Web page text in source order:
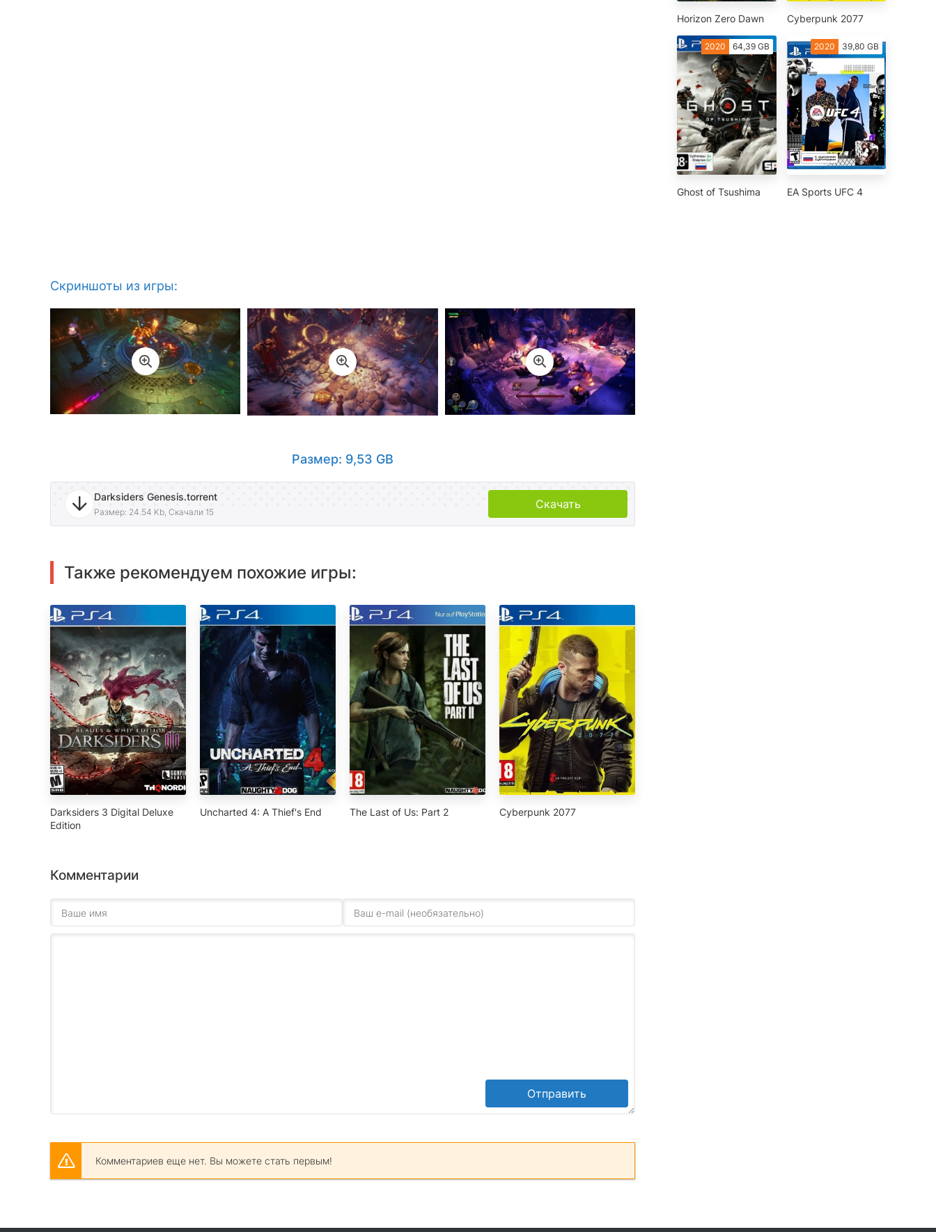
Скриншоты из игры:
Размер: 9,53 GB
Darksiders Genesis.torrent
Размер: 24.54 Kb, Скачали 15
Скачать
Также рекомендуем похожие игры:
Darksiders 3 Digital Deluxe
Edition
Uncharted 4: A Thief's End The Last of Us: Part 2 Cyberpunk 2077
Комментарии
Отправить
Комментариев еще нет. Вы можете стать первым!
Horizon Zero Dawn Cyberpunk 2077
2020 64,39 GB
Ghost of Tsushima
2020 39,80 GB
EA Sports UFC 4